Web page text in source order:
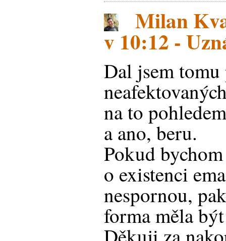
Milan
v 10:12 -
Dal jsem
na to
a ano, beru.
Pokud
o existenci
nespornou,
forma měla